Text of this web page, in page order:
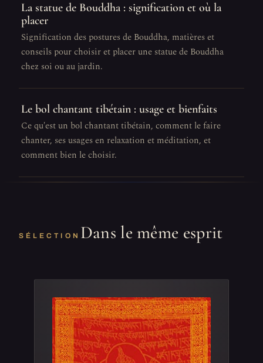
La statue de Bouddha : signification et où la
placer
Signification des postures de Bouddha, matières et
conseils pour choisir et placer une statue de Bouddha
chez soi ou au jardin.
Le bol chantant tibétain : usage et bienfaits
Ce qu'est un bol chantant tibétain, comment le faire
chanter, ses usages en relaxation et méditation, et
comment bien le choisir.
SÉLECTION Dans le même esprit